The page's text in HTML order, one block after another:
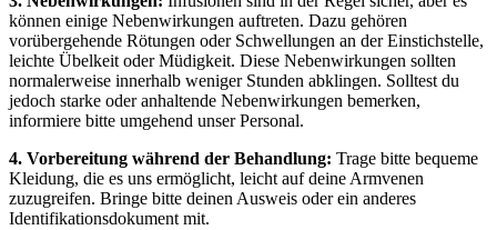
können einige Nebenwirkungen auftreten. Dazu gehören
vorübergehende Rötungen oder Schwellungen an der Einstichstelle,
leichte Übelkeit oder Müdigkeit. Diese Nebenwirkungen sollten
normalerweise innerhalb weniger Stunden abklingen. Solltest du
jedoch starke oder anhaltende Nebenwirkungen bemerken,
informiere bitte umgehend unser Personal.
4. Vorbereitung während der Behandlung: Trage bitte bequeme
Kleidung, die es uns ermöglicht, leicht auf deine Armvenen
zuzugreifen. Bringe bitte deinen Ausweis oder ein anderes
Identifikationsdokument mit.